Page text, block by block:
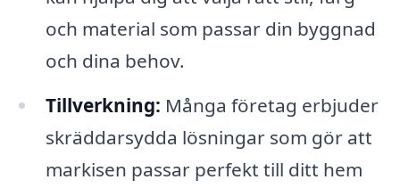
och material som passar din byggnad
och dina behov.
Tillverkning: Många företag erbjuder
skräddarsydda lösningar som gör att
markisen passar perfekt till ditt hem